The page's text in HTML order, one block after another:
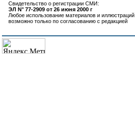
Свидетельство о регистрации СМИ:
ЭЛ N° 77-2909 от 26 июня 2000 г
Любое использование материалов и иллюстраций
возможно только по согласованию с редакцией